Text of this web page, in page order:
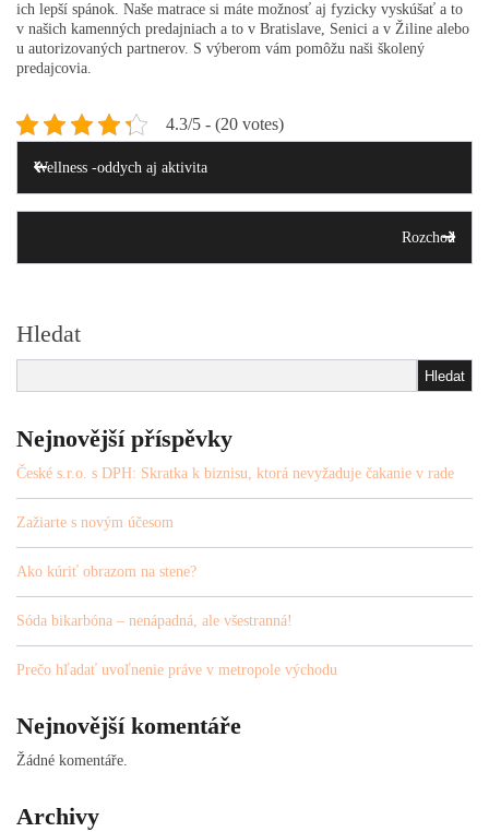
ich lepší spánok. Naše matrace si máte možnosť aj fyzicky vyskúšať a to
v našich kamenných predajniach a to v Bratislave, Senici a v Žiline alebo
u autorizovaných partnerov. S výberom vám pomôžu naši školený
predajcovia.
4.3/5 - (20 votes)
Post
navigation
PostWellness -oddych aj aktivita
Rozchod
Hledat
Hledat
Nejnovější příspěvky
České s.r.o. s DPH: Skratka k biznisu, ktorá nevyžaduje čakanie v rade
Zažiarte s novým účesom
Ako kúriť obrazom na stene?
Sóda bikarbóna – nenápadná, ale všestranná!
Prečo hľadať uvoľnenie práve v metropole východu
Nejnovější komentáře
Žádné komentáře.
Archivy